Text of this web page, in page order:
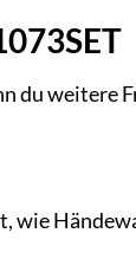
du weitere
wie